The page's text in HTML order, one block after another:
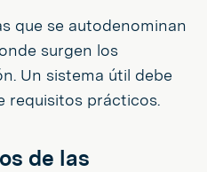
que se autodenominan
surgen los
Un sistema útil debe
requisitos prácticos.
de las